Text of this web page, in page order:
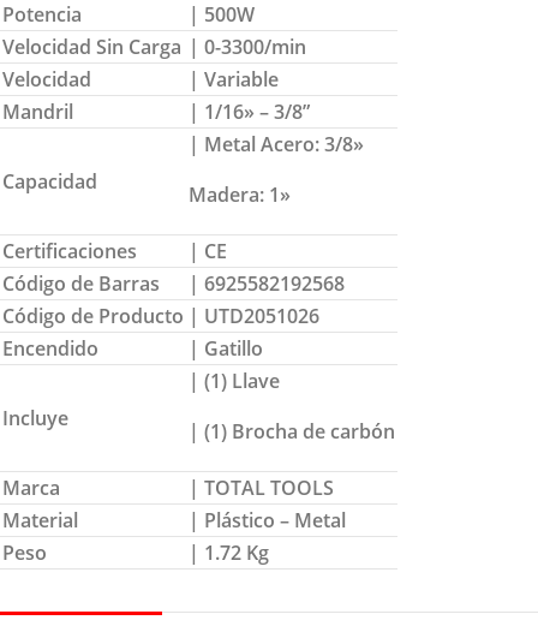
Potencia
| 500W
Velocidad Sin Carga | 0-3300/min
Velocidad
| Variable
Mandril
| 1/16» – 3/8”
Capacidad
| Metal Acero: 3/8»
Madera: 1»
Certificaciones
| CE
Código de Barras
| 6925582192568
Código de Producto | UTD2051026
Encendido
| Gatillo
Incluye
| (1) Llave
| (1) Brocha de carbón
Marca
| TOTAL TOOLS
Material
| Plástico – Metal
Peso
| 1.72 Kg